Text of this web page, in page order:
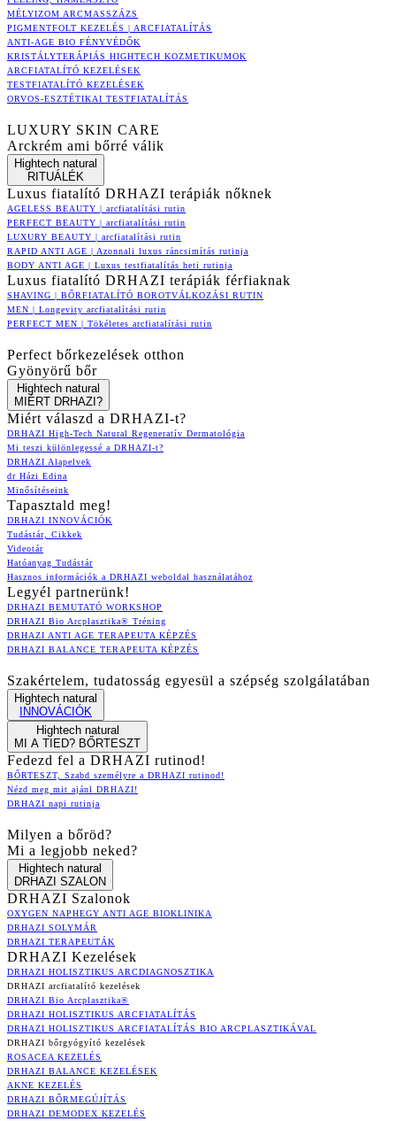
MÉLYIZOM ARCMASSZÁZS
PIGMENTFOLT KEZELÉS | ARCFIATALÍTÁS
ANTI-AGE BIO FÉNYVÉDŐK
KRISTÁLYTERÁPIÁS HIGHTECH KOZMETIKUMOK
ARCFIATALÍTÓ KEZELÉSEK
TESTFIATALÍTÓ KEZELÉSEK
ORVOS-ESZTÉTIKAI TESTFIATALÍTÁS
LUXURY SKIN CARE
Arckrém ami bőrré válik
Hightech natural
RITUÁLÉK
Luxus fiatalító DRHAZI terápiák nőknek
AGELESS BEAUTY | arcfiatalítási rutin
PERFECT BEAUTY | arcfiatalítási rutin
LUXURY BEAUTY | arcfiatalítási rutin
RAPID ANTI AGE | Azonnali luxus ráncsimítás rutinja
BODY ANTI AGE | Luxus testfiatalítás heti rutinja
Luxus fiatalító DRHAZI terápiák férfiaknak
SHAVING | BŐRFIATALÍTÓ BOROTVÁLKOZÁSI RUTIN
MEN | Longevity arcfiatalítási rutin
PERFECT MEN | Tökéletes arcfiatalítási rutin
Perfect bőrkezelések otthon
Gyönyörű bőr
Hightech natural
MIÉRT DRHAZI?
Miért válaszd a DRHAZI-t?
DRHAZI High-Tech Natural Regeneratív Dermatológia
Mi teszi különlegessé a DRHAZI-t?
DRHAZI Alapelvek
dr Házi Edina
Minősítéseink
Tapasztald meg!
DRHAZI INNOVÁCIÓK
Tudástár, Cikkek
Videotár
Hatóanyag Tudástár
Hasznos információk a DRHAZI weboldal használatához
Legyél partnerünk!
DRHAZI BEMUTATÓ WORKSHOP
DRHAZI Bio Arcplasztika® Tréning
DRHAZI ANTI AGE TERAPEUTA KÉPZÉS
DRHAZI BALANCE TERAPEUTA KÉPZÉS
Szakértelem, tudatosság egyesül a szépség szolgálatában
Hightech natural
INNOVÁCIÓK
Hightech natural
MI A TIED? BŐRTESZT
Fedezd fel a DRHAZI rutinod!
BŐRTESZT, Szabd személyre a DRHAZI rutinod!
Nézd meg mit ajánl DRHAZI!
DRHAZI napi rutinja
Milyen a bőröd?
Mi a legjobb neked?
Hightech natural
DRHAZI SZALON
DRHAZI Szalonok
OXYGEN NAPHEGY ANTI AGE BIOKLINIKA
DRHAZI SOLYMÁR
DRHAZI TERAPEUTÁK
DRHAZI Kezelések
DRHAZI HOLISZTIKUS ARCDIAGNOSZTIKA
DRHAZI arcfiatalító kezelések
DRHAZI Bio Arcplasztika®
DRHAZI HOLISZTIKUS ARCFIATALÍTÁS
DRHAZI HOLISZTIKUS ARCFIATALÍTÁS BIO ARCPLASZTIKÁVAL
DRHAZI bőrgyógyító kezelések
ROSACEA KEZELÉS
DRHAZI BALANCE KEZELÉSEK
AKNE KEZELÉS
DRHAZI BŐRMEGÚJÍTÁS
DRHAZI DEMODEX KEZELÉS